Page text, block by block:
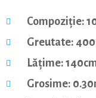
Compoziție:
Greutate:
Lățime:
Grosime: